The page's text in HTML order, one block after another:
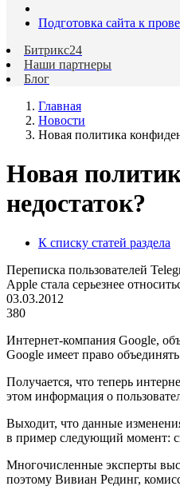
Подготовка сайта к
Битрикс24
Наши партнеры
Блог
Главная
Новости
Новая политика
Новая
недостаток?
К списку статей раздела
Переписка пользователей
Apple стала серьезнее
03.03.2012
380
Интернет-компания Google,
Google имеет право
Получается, что теперь
этом информация о
Выходит, что данные
в пример следующий момент:
Многочисленные эксперты
поэтому Вивиан Рединг,